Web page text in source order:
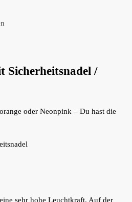
Sicherheitsnadel /
oder Neonpink – Du hast die
sehr hohe Leuchtkraft. Auf der